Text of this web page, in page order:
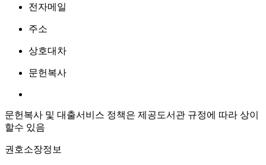
전자메일
주소
상호대차
문헌복사
문헌복사 및 대출서비스 정책은 제공도서관 규정에 따라 상이
할수 있음
권호소장정보